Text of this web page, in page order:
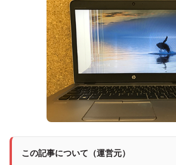
この記事について（運営元）